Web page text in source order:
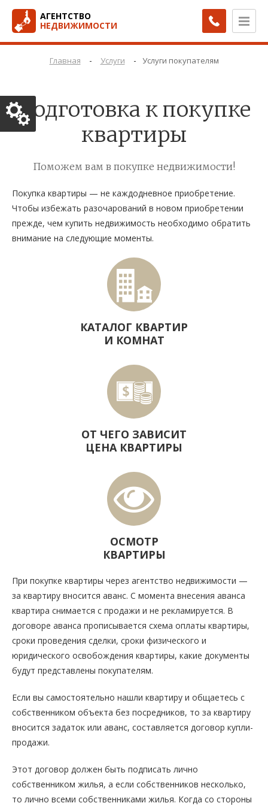
АГЕНТСТВО
НЕДВИЖИМОСТИ
Главная - Услуги - Услуги покупателям
Подготовка к покупке
квартиры
Поможем вам в покупке недвижимости!
Покупка квартиры — не каждодневное приобретение.
Чтобы избежать разочарований в новом приобретении
прежде, чем купить недвижимость необходимо обратить
внимание на следующие моменты.
КАТАЛОГ КВАРТИР
И КОМНАТ
ОТ ЧЕГО ЗАВИСИТ
ЦЕНА КВАРТИРЫ
ОСМОТР
КВАРТИРЫ
При покупке квартиры через агентство недвижимости —
за квартиру вносится аванс. С момента внесения аванса
квартира снимается с продажи и не рекламируется. В
договоре аванса прописывается схема оплаты квартиры,
сроки проведения сделки, сроки физического и
юридического освобождения квартиры, какие документы
будут представлены покупателям.
Если вы самостоятельно нашли квартиру и общаетесь с
собственником объекта без посредников, то за квартиру
вносится задаток или аванс, составляется договор купли-
продажи.
Этот договор должен быть подписать лично
собственником жилья, а если собственников несколько,
то лично всеми собственниками жилья. Когда со стороны